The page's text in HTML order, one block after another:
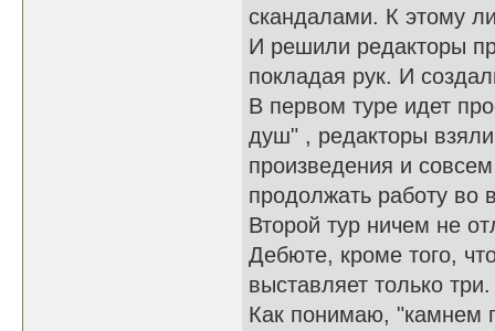
скандалами. К этому
И решили редакторы
покладая рук. И
В первом туре идет
душ" , редакторы взяли
произведения и
продолжать работу во
Второй тур ничем не
Дебюте, кроме того,
выставляет только три.
Как понимаю, "камнем